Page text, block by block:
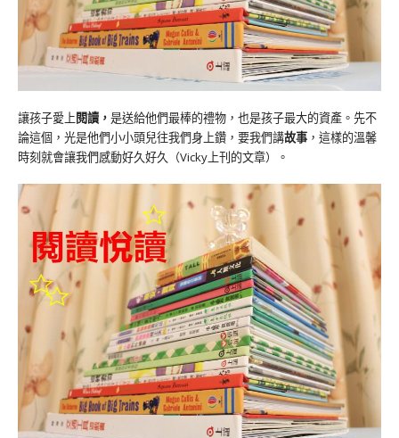
讓孩子愛上閱讀， 是送給他們最棒的禮物，也是孩子最大的資產。先不
論這個，光是他們小小頭兒往我們身上鑽，要我們講故事 ，這樣的溫馨
時刻就會讓我們感動好久好久（Vicky上刊的文章）。